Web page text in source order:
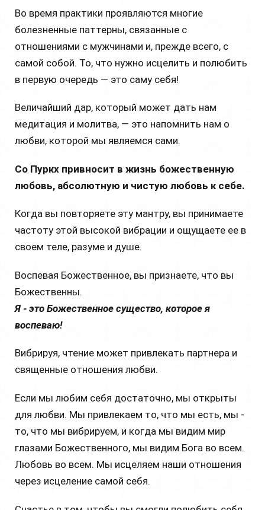
Во время практики проявляются многие
болезненные паттерны, связанные с
отношениями с мужчинами и, прежде всего, с
самой собой. То, что нужно исцелить и полюбить
в первую очередь — это саму себя!
Величайший дар, который может дать нам
медитация и молитва, — это напомнить нам о
любви, которой мы являемся сами.
Со Пуркх привносит в жизнь божественную
любовь, абсолютную и чистую любовь к себе.
Когда вы повторяете эту мантру, вы принимаете
частоту этой высокой вибрации и ощущаете ее в
своем теле, разуме и душе.
Воспевая Божественное, вы признаете, что вы
Божественны.
Я - это Божественное существо, которое я
воспеваю!
Вибрируя, чтение может привлекать партнера и
священные отношения любви.
Если мы любим себя достаточно, мы открыты
для любви. Мы привлекаем то, что мы есть, мы -
то, что мы вибрируем, и когда мы видим мир
глазами Божественного, мы видим Бога во всем.
Любовь во всем. Мы исцеляем наши отношения
через исцеление самой себя.